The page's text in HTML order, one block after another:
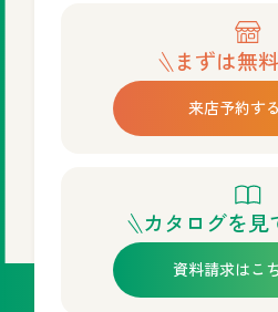
まずは無
来店予約する
カタログを見
資料請求はこ